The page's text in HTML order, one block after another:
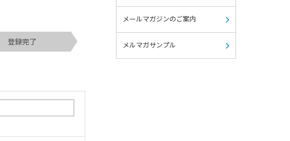
登録完了
メールマガジンのご案内
メルマガサンプル